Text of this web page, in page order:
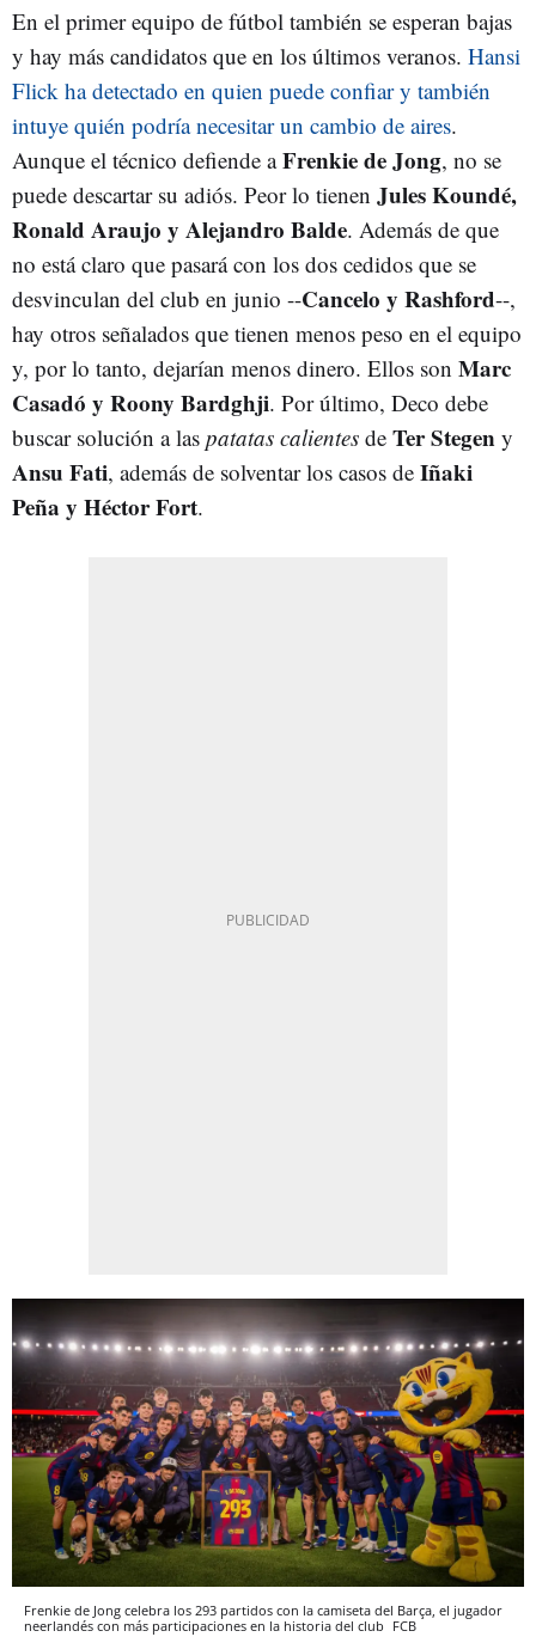
En el primer equipo de fútbol también se esperan bajas
y hay más candidatos que en los últimos veranos. Hansi
Flick ha detectado en quien puede confiar y también
intuye quién podría necesitar un cambio de aires.
Aunque el técnico defiende aFrenkie de Jong, no se
puede descartar su adiós. Peor lo tienen Jules Koundé,
Ronald Araujo y Alejandro Balde. Además de que
no está claro que pasará con los dos cedidos que se
desvinculan del club en junio --Cancelo y Rashford--,
hay otros señalados que tienen menos peso en el equipo
y, por lo tanto, dejarían menos dinero. Ellos son Marc
Casadó y Roony Bardghji. Por último, Deco debe
buscar solución a las patatas calientes de Ter Stegen y
Ansu Fati, además de solventar los casos de Iñaki
Peña y Héctor Fort.
Frenkie de Jong celebra los 293 partidos con la camiseta del Barça, el jugador
neerlandés con más participaciones en la historia del club FCB